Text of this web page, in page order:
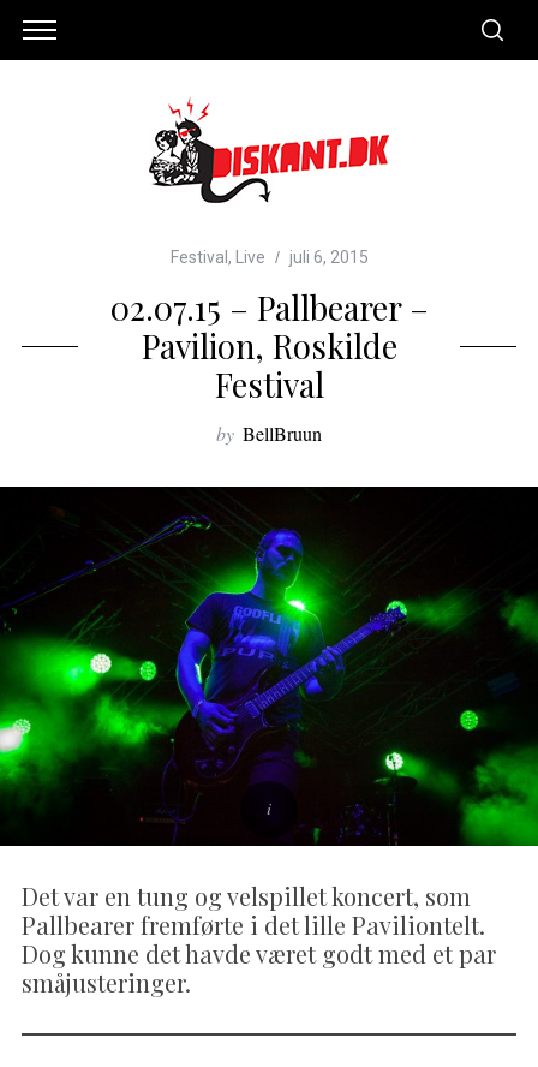
Festival , Live juli 6, 2015
02.07.15 – Pallbearer –
Pavilion, Roskilde
Festival
by BellBruun
Det var en tung og velspillet koncert, som
Pallbearer fremførte i det lille Paviliontelt.
Dog kunne det havde været godt med et par
småjusteringer.